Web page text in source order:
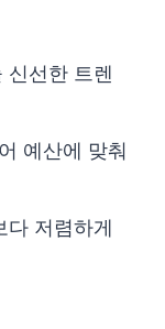
신선한 트렌
예산에 맞춰
다 저렴하게